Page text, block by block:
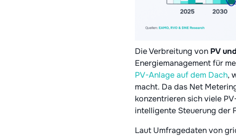
Die Verbreitung von PV
Energiemanagement für
PV-Anlage auf dem Dach,
macht. Da das Net
konzentrieren sich viele
intelligente Steuerung der
Laut Umfragedaten von